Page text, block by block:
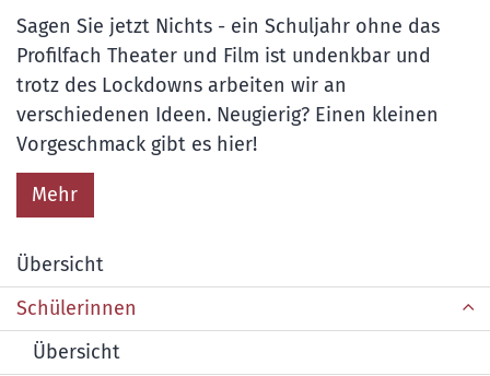
Sagen Sie jetzt Nichts - ein Schuljahr ohne das
Profilfach Theater und Film ist undenkbar und
trotz des Lockdowns arbeiten wir an
verschiedenen Ideen. Neugierig? Einen kleinen
Vorgeschmack gibt es hier!
Mehr
Übersicht
Schülerinnen
Übersicht